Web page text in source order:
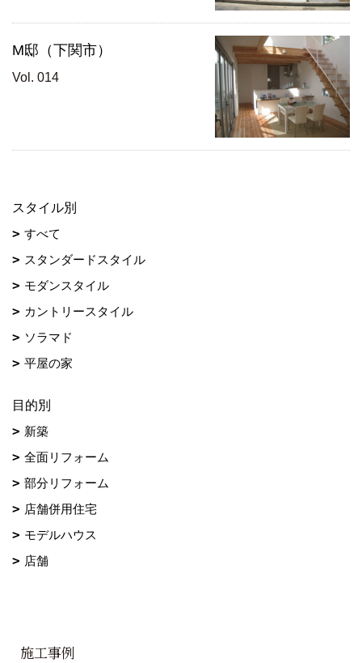
M邸（下関市）
Vol. 014
スタイル別
すべて
スタンダードスタイル
モダンスタイル
カントリースタイル
ソラマド
平屋の家
目的別
新築
全面リフォーム
部分リフォーム
店舗併用住宅
モデルハウス
店舗
施工事例